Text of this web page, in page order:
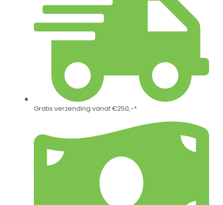
Gratis verzending vanaf €250,-*